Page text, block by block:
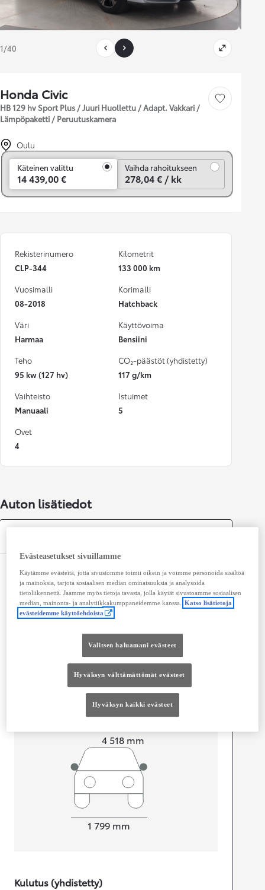
1/40
Honda Civic
HB 129 hv Sport Plus / Juuri Huollettu / Adapt. Vakkari /
Lämpöpaketti / Peruutuskamera
Tallenna auto
Oulu
Käteinen valittu
14 439,00 €
Vaihda rahoitukseen
278,04 € / kk
Rekisterinumero
CLP-344
Kilometrit
133 000 km
Vuosimalli
08-2018
Korimalli
Hatchback
Väri
Harmaa
Käyttövoima
Bensiini
Teho
95 kw (127 hv)
CO₂-päästöt (yhdistetty)
117 g/km
Vaihteisto
Manuaali
Istuimet
5
Ovet
4
Auton lisätiedot
Mitat ja tilavuus
Ovet
4
Istuimet
5
Tavaratilan tilavuus
Pituus
4 518 mm
Leveys
1 799 mm
Kulutus (yhdistetty)
Evästeasetukset sivuillamme
Käytämme evästeitä, jotta sivustomme toimii oikein ja voimme personoida sisältöä
ja mainoksia, tarjota sosiaalisen median ominaisuuksia ja analysoida
tietoliikennettä. Jaamme myös tietoja tavasta, jolla käytät sivustoamme sosiaalisen
median, mainonta- ja analytiikkakumppaneidemme kanssa.
Katso lisätietoja
evästeidemme käyttöehdoista
Valitsen haluamani evästeet
Hyväksyn välttämättömät evästeet
Hyväksyn kaikki evästeet